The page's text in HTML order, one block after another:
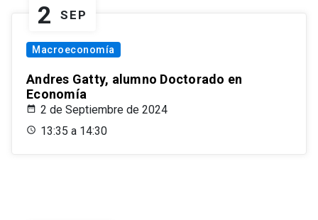
2 SEP
Macroeconomía
Andres Gatty, alumno Doctorado en
Economía
2 de Septiembre de 2024
13:35 a 14:30